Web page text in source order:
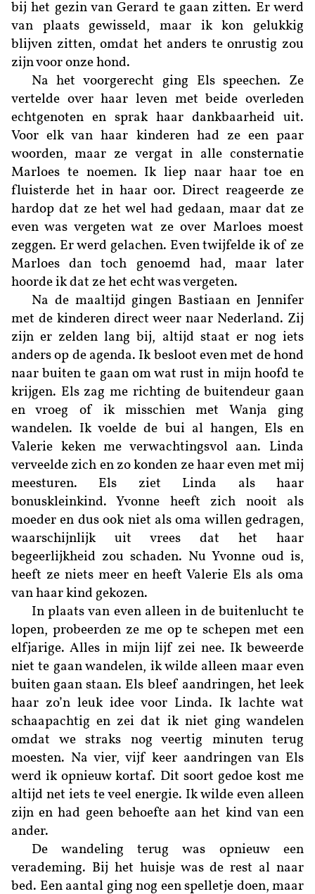
bij het gezin van Gerard te gaan zitten. Er werd
van plaats gewisseld, maar ik kon gelukkig
blijven zitten, omdat het anders te onrustig zou
zijn voor onze hond.
Na het voorgerecht ging Els speechen. Ze
vertelde over haar leven met beide overleden
echtgenoten en sprak haar dankbaarheid uit.
Voor elk van haar kinderen had ze een paar
woorden, maar ze vergat in alle consternatie
Marloes te noemen. Ik liep naar haar toe en
fluisterde het in haar oor. Direct reageerde ze
hardop dat ze het wel had gedaan, maar dat ze
even was vergeten wat ze over Marloes moest
zeggen. Er werd gelachen. Even twijfelde ik of ze
Marloes dan toch genoemd had, maar later
hoorde ik dat ze het echt was vergeten.
Na de maaltijd gingen Bastiaan en Jennifer
met de kinderen direct weer naar Nederland. Zij
zijn er zelden lang bij, altijd staat er nog iets
anders op de agenda. Ik besloot even met de hond
naar buiten te gaan om wat rust in mijn hoofd te
krijgen. Els zag me richting de buitendeur gaan
en vroeg of ik misschien met Wanja ging
wandelen. Ik voelde de bui al hangen, Els en
Valerie keken me verwachtingsvol aan. Linda
verveelde zich en zo konden ze haar even met mij
meesturen. Els ziet Linda als haar
bonuskleinkind. Yvonne heeft zich nooit als
moeder en dus ook niet als oma willen gedragen,
waarschijnlijk uit vrees dat het haar
begeerlijkheid zou schaden. Nu Yvonne oud is,
heeft ze niets meer en heeft Valerie Els als oma
van haar kind gekozen.
In plaats van even alleen in de buitenlucht te
lopen, probeerden ze me op te schepen met een
elfjarige. Alles in mijn lijf zei nee. Ik beweerde
niet te gaan wandelen, ik wilde alleen maar even
buiten gaan staan. Els bleef aandringen, het leek
haar zo’n leuk idee voor Linda. Ik lachte wat
schaapachtig en zei dat ik niet ging wandelen
omdat we straks nog veertig minuten terug
moesten. Na vier, vijf keer aandringen van Els
werd ik opnieuw kortaf. Dit soort gedoe kost me
altijd net iets te veel energie. Ik wilde even alleen
zijn en had geen behoefte aan het kind van een
ander.
De wandeling terug was opnieuw een
verademing. Bij het huisje was de rest al naar
bed. Een aantal ging nog een spelletje doen, maar